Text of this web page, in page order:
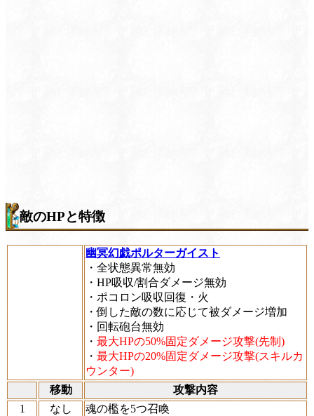
敵のHPと特徴
幽冥幻戯ポルターガイスト
・全状態異常無効
・HP吸収/割合ダメージ無効
・ポコロン吸収回復・火
・倒した敵の数に応じて被ダメージ増加
・回転砲台無効
・ 最大HPの50%固定ダメージ攻撃(先制)
・ 最大HPの20%固定ダメージ攻撃(スキルカ
ウンター)
移動
攻撃内容
1
なし
魂の檻を5つ召喚